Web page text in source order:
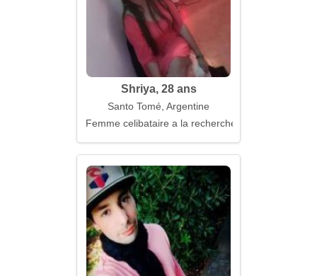
Shriya, 28 ans
Santo Tomé, Argentine
Femme celibataire a la recherche d'un mari